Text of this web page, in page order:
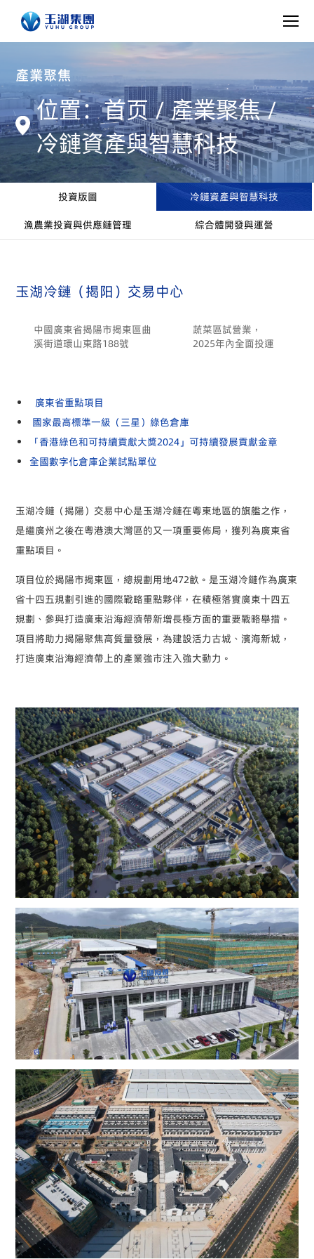
產業聚焦
位置：首页 /產業聚焦 /
冷鏈資產與智慧科技
投資版圖
冷鏈資產與智慧科技
漁農業投資與供應鏈管理
綜合體開發與運營
玉湖冷鏈（揭阳）交易中心
中國廣東省揭陽市揭東區曲
溪街道環山東路188號
蔬菜區試營業，
2025年內全面投運
廣東省重點項目
國家最高標準一級（三星）綠色倉庫
「香港綠色和可持續貢獻大獎2024」可持續發展貢獻金章
全國數字化倉庫企業試點單位
玉湖冷鏈（揭陽）交易中心是玉湖冷鏈在粵東地區的旗艦之作，
是繼廣州之後在粵港澳大灣區的又一項重要佈局，獲列為廣東省
重點項目。
項目位於揭陽市揭東區，總規劃用地472畝。是玉湖冷鏈作為廣東
省十四五規劃引進的國際戰略重點夥伴，在積極落實廣東十四五
規劃、參與打造廣東沿海經濟帶新增長極方面的重要戰略舉措。
項目將助力揭陽聚焦高質量發展，為建設活力古城、濱海新城，
打造廣東沿海經濟帶上的產業強市注入強大動力。